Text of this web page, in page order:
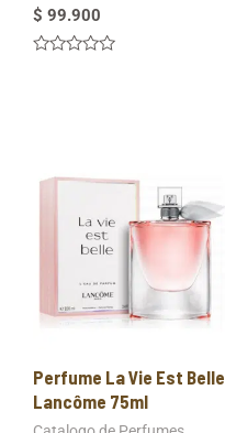
$ 99.900
Perfume La Vie Est Belle
Lancôme 75ml